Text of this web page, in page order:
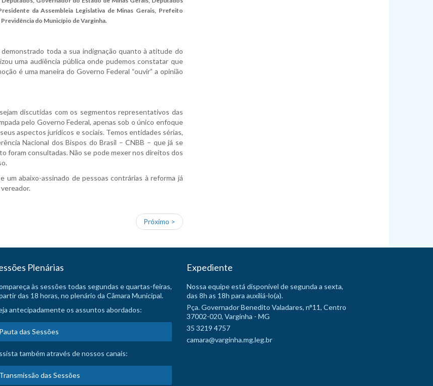
da Assembleia Legislativa de Minas Gerais, Prefeito
do Município de Varginha.
toda a sua indignação quanto à atitude do
uma audiência pública onde pudemos constatar que
é uma maneira do Governo Federal “ouvir” a opinião
discutidas com os segmentos representativos das
pelo Governo Federal, apenas sob o único enfoque
aspectos jurídicos e sociais. Temos entidades sérias,
Nacional dos Bispos do Brasil – CNBB – que já se
foram consultadas. Não se pode mexer nos direitos dos
um abaixo-assinado de pessoas contrárias à reforma já
Próximo >
Plenárias
às sessões todas segundas e quartas-feiras,
das 18 horas, no plenário da Câmara Municipal.
antecipadamente os assuntos abordados:
Pauta das Sessões
também através de nossos canais:
Transmissão das Sessões
Expediente
Nossa equipe está disponível de segunda a sexta,
das 8h as 18h para auxiliá-lo(a).
Pça. Governador Benedito Valadares, n°11, Centro
37002-020, Varginha - MG
35 3219 4757
camara@varginha.mg.leg.br